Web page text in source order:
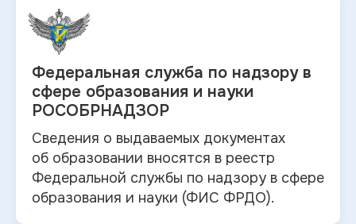
Федеральная служба по надзору в
сфере образования и науки
РОСОБРНАДЗОР
Сведения о выдаваемых документах
об образовании вносятся в реестр
Федеральной службы по надзору в сфере
образования и науки (ФИС ФРДО).